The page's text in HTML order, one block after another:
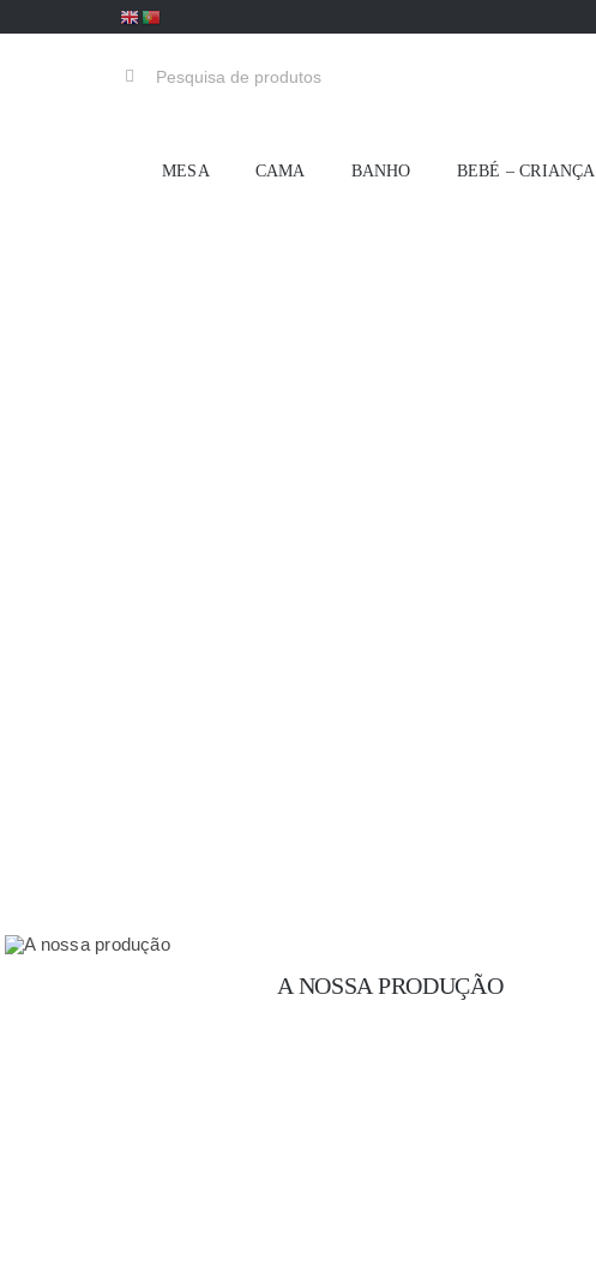
Pesquisar
MESA CAMA BANHO BEBÉ – CRIANÇA
A NOSSA PRODUÇÃO